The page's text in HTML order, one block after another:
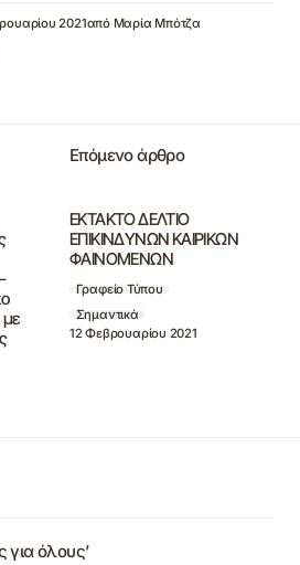
2021από Μαρία Μπότζα
Επόμενο άρθρο
ΕΚΤΑΚΤΟ ΔΕΛΤΙΟ
ΕΠΙΚΙΝΔΥΝΩΝ ΚΑΙΡΙΚΩΝ
ΦΑΙΝΟΜΕΝΩΝ
Γραφείο Τύπου
Σημαντικά
12 Φεβρουαρίου 2021
για όλους’